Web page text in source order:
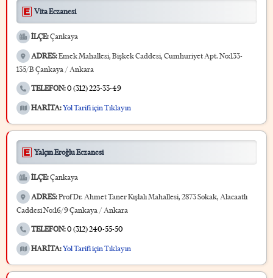
Vita Eczanesi
İLÇE:Çankaya
ADRES:Emek Mahallesi, Bişkek Caddesi, Cumhuriyet Apt. No:133-
135/B Çankaya / Ankara
TELEFON:0 (312) 223-33-49
HARİTA:Yol Tarifi için Tıklayın
Yalçın Eroğlu Eczanesi
İLÇE:Çankaya
ADRES:Prof Dr. Ahmet Taner Kışlalı Mahallesi, 2873 Sokak, Alacaatlı
Caddesi No:16/9 Çankaya / Ankara
TELEFON:0 (312) 240-55-50
HARİTA:Yol Tarifi için Tıklayın